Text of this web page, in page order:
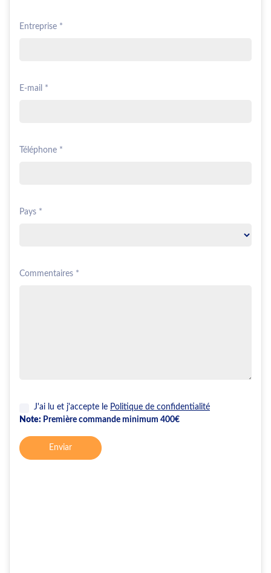
Entreprise *
E-mail *
Téléphone *
Pays *
Commentaires *
J'ai lu et j'accepte le Politique de confidentialité
Note: Première commande minimum 400€
Enviar